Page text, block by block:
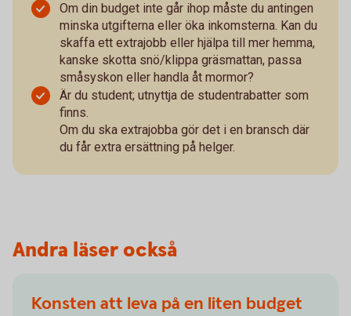
Om din budget inte går ihop måste du antingen
minska utgifterna eller öka inkomsterna. Kan du
skaffa ett extrajobb eller hjälpa till mer hemma,
kanske skotta snö/klippa gräsmattan, passa
småsyskon eller handla åt mormor?
Är du student; utnyttja de studentrabatter som
finns.
Om du ska extrajobba gör det i en bransch där
du får extra ersättning på helger.
Andra läser också
Konsten att leva på en liten budget